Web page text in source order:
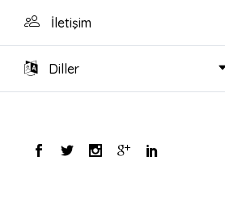
İletişim
Diller